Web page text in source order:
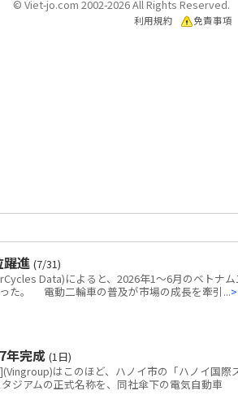
© Viet-jo.com 2002-2026 All Rights Reserved.
利用規約 免責事項
躍進 (7/31)
Data)によると、2026年1～6月のベトナ
た。 電動二輪車の普及が市場の成長を牽引...
年完成 (1日)
はこのほど、ハノイ市の「ハノイ国際
ジアムの正式名称を、同社傘下の電気自動車